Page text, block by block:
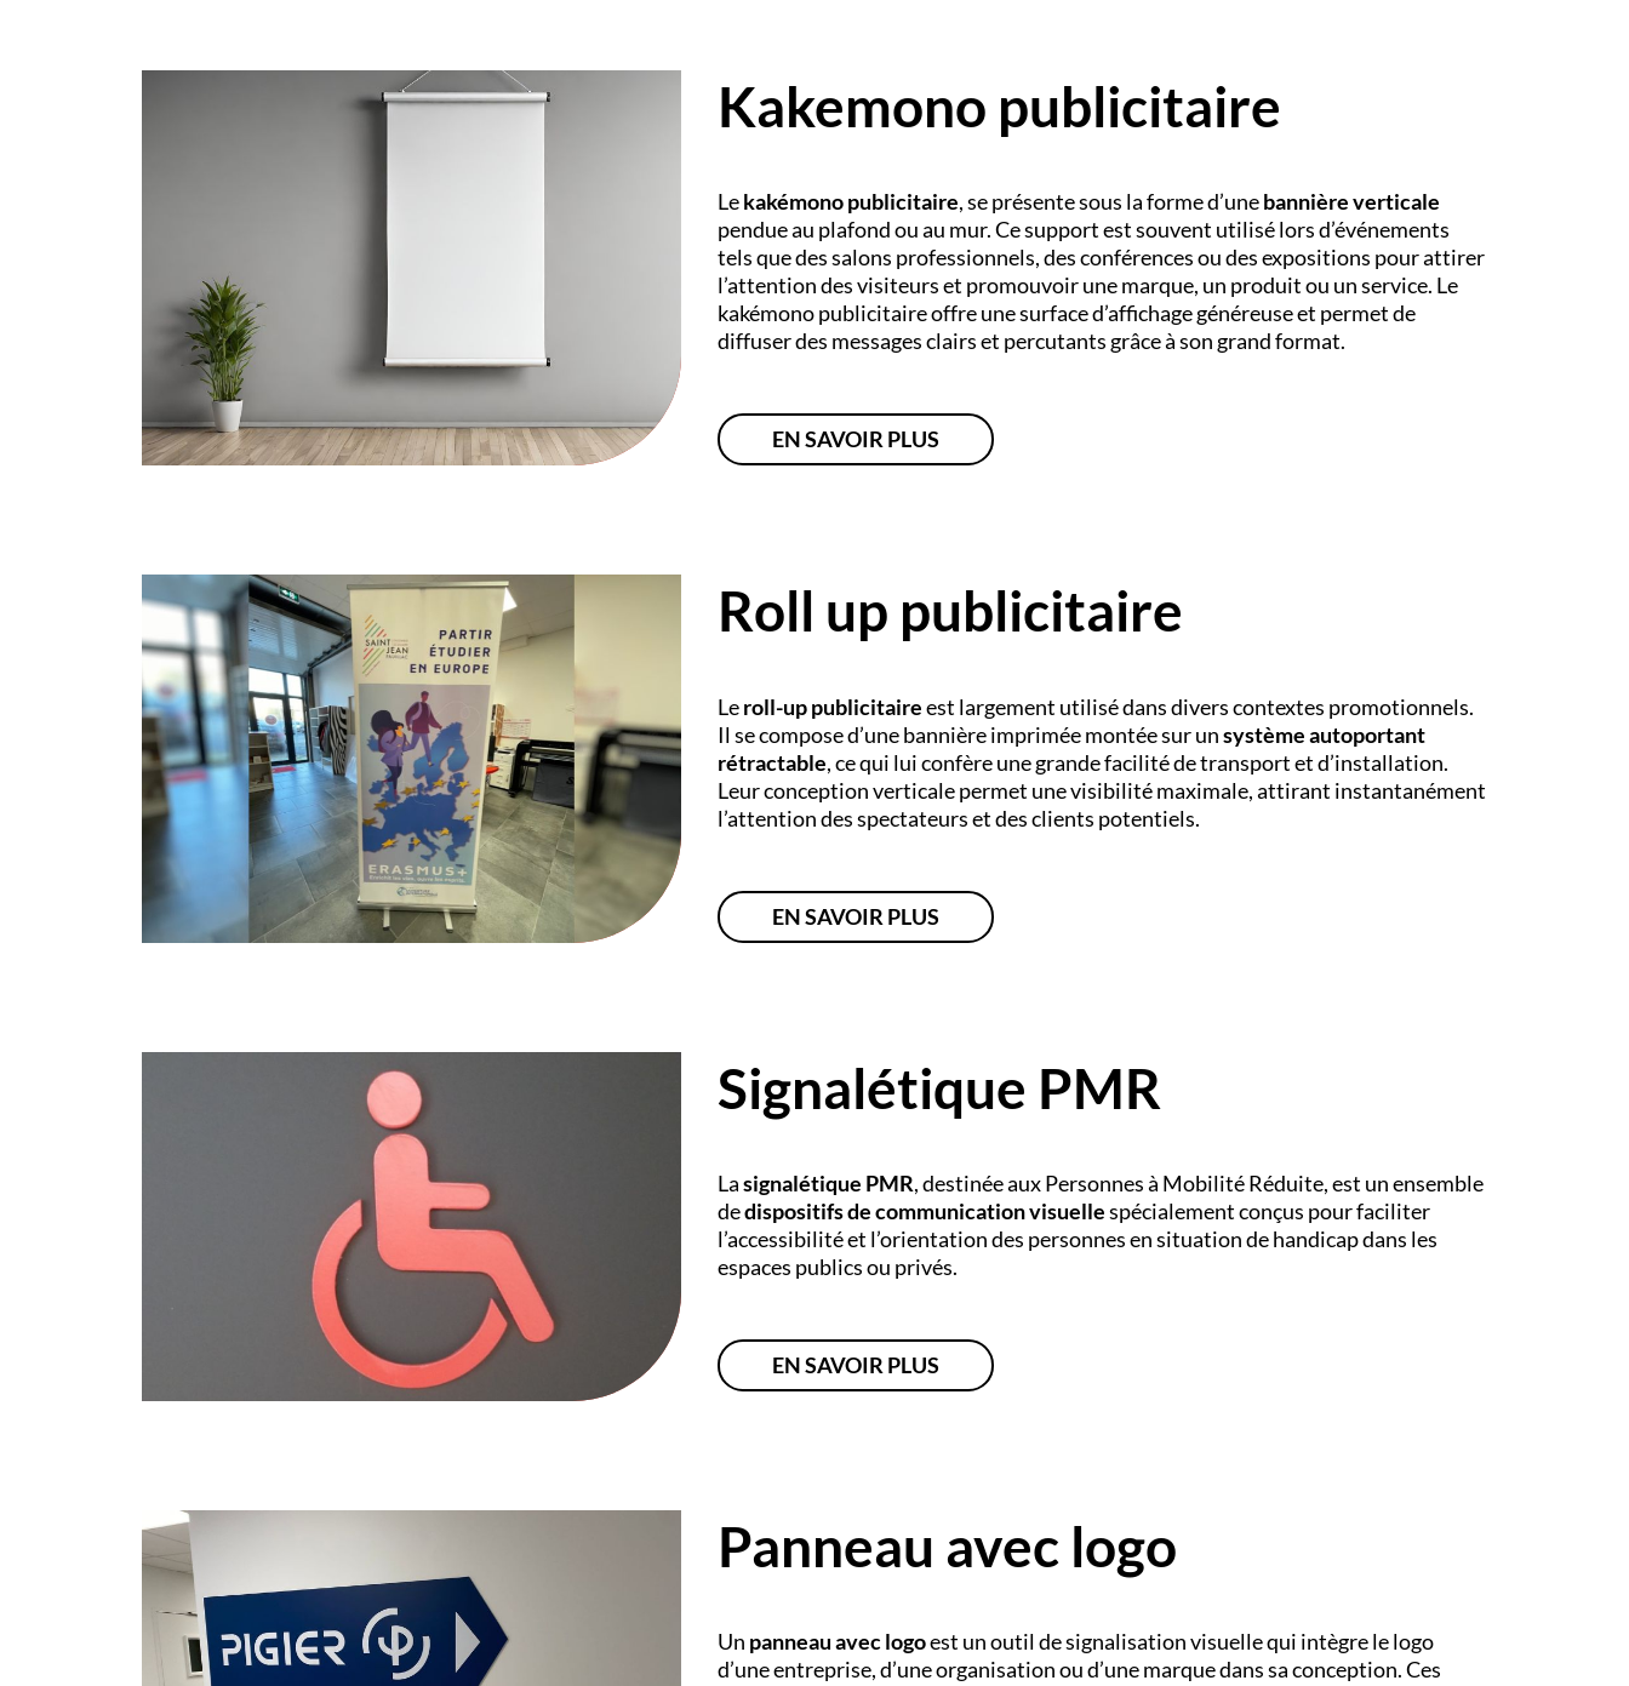
Kakemono publicitaire
Lekakémono publicitaire, se présente sous la forme d’unebannière verticale
pendue au plafond ou au mur. Ce support est souvent utilisé lors d’événements
tels que des salons professionnels, des conférences ou des expositions pour attirer
l’attention des visiteurs et promouvoir une marque, un produit ou un service. Le
kakémono publicitaire offre une surface d’affichage généreuse et permet de
diffuser des messages clairs et percutants grâce à son grand format.
EN SAVOIR PLUS
Roll up publicitaire
Leroll-up publicitaireest largement utilisé dans divers contextes promotionnels.
Il se compose d’une bannière imprimée montée sur unsystème autoportant
rétractable, ce qui lui confère une grande facilité de transport et d’installation.
Leur conception verticale permet une visibilité maximale, attirant instantanément
l’attention des spectateurs et des clients potentiels.
EN SAVOIR PLUS
Signalétique PMR
Lasignalétique PMR, destinée aux Personnes à Mobilité Réduite, est un ensemble
dedispositifs de communication visuellespécialement conçus pour faciliter
l’accessibilité et l’orientation des personnes en situation de handicap dans les
espaces publics ou privés.
EN SAVOIR PLUS
Panneau avec logo
Un panneau avec logoest un outil de signalisation visuelle qui intègre le logo
d’une entreprise, d’une organisation ou d’une marque dans sa conception. Ces